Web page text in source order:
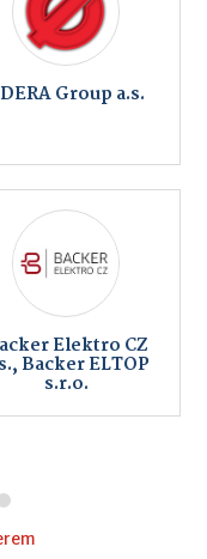
Group a.s.
Elektro CZ
Backer ELTOP
s.r.o.